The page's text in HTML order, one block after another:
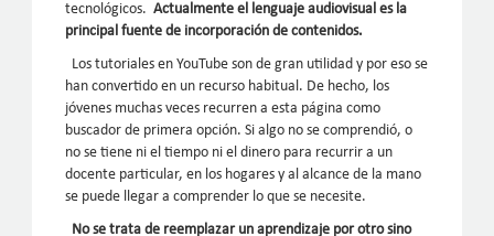
tecnológicos. Actualmente el lenguaje audiovisual es la
principal fuente de incorporación de contenidos.
Los tutoriales en YouTube son de gran utilidad y por eso se
han convertido en un recurso habitual. De hecho, los
jóvenes muchas veces recurren a esta página como
buscador de primera opción. Si algo no se comprendió, o
no se tiene ni el tiempo ni el dinero para recurrir a un
docente particular, en los hogares y al alcance de la mano
se puede llegar a comprender lo que se necesite.
No se trata de reemplazar un aprendizaje por otro sino